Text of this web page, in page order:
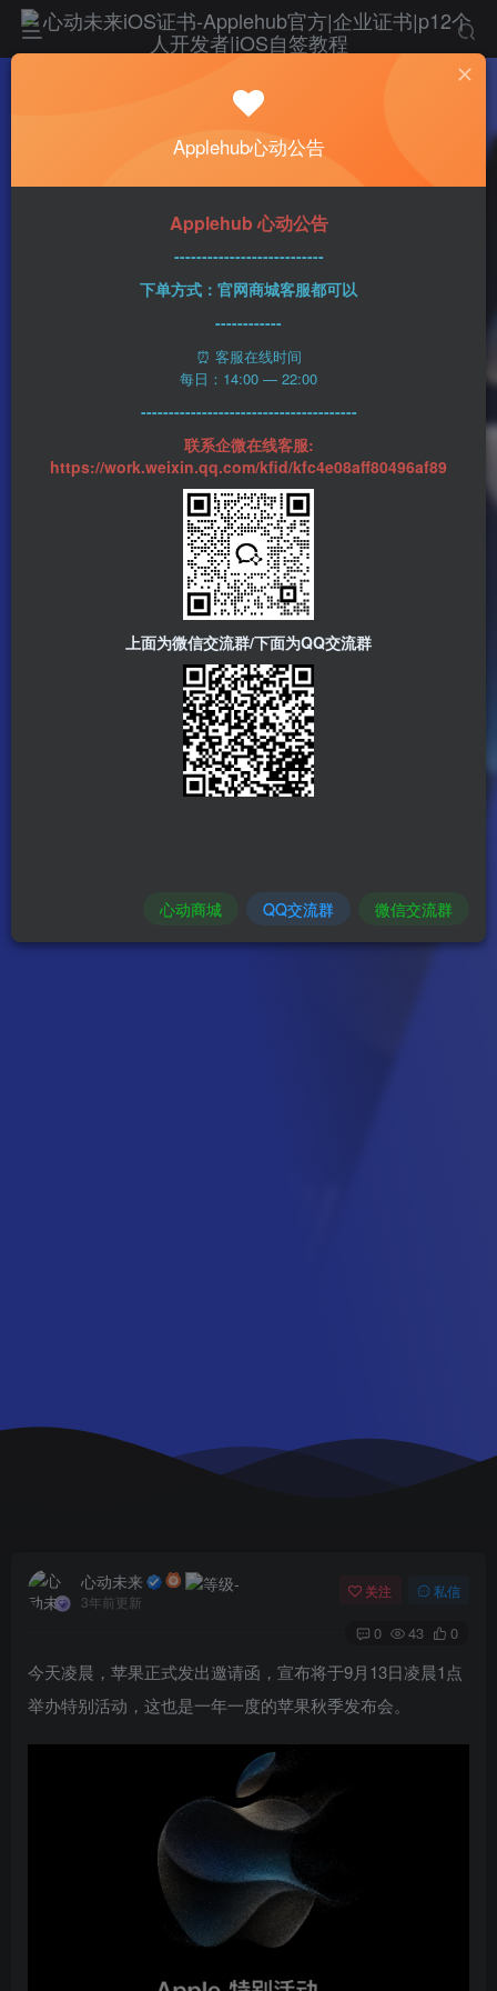
科技资讯
苹果9月13日凌晨1点举办特别活动 钛合金
iPhone 15来了？
2023-08-30 心动未来
心动未来
3年前更新
关注 私信
0 43 0
今天凌晨，苹果正式发出邀请函，宣布将于9月13日凌晨1点
举办特别活动，这也是一年一度的苹果秋季发布会。
Applehub心动公告
Applehub 心动公告
---------------------------
下单方式：官网商城客服都可以
------------
⏰ 客服在线时间
每日：14:00 — 22:00
---------------------------------------
联系企微在线客服:
https://work.weixin.qq.com/kfid/kfc4e08aff80496af89
上面为微信交流群/下面为QQ交流群
心动商城 QQ交流群 微信交流群